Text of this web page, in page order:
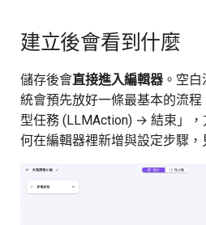
建立後會看到什麼
儲存後會直接進入編輯器。空
統會預先放好一條最基本的流
型任務 (LLMAction) → 結束」
何在編輯器裡新增與設定步驟，